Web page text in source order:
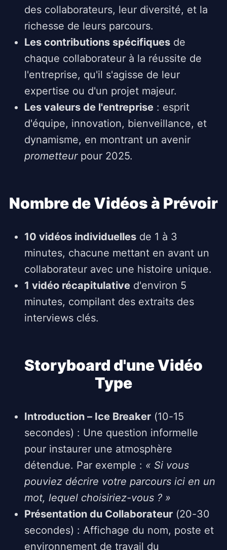
des collaborateurs, leur diversité, et la
richesse de leurs parcours.
Les contributions spécifiques de
chaque collaborateur à la réussite de
l'entreprise, qu'il s'agisse de leur
expertise ou d'un projet majeur.
Les valeurs de l'entreprise : esprit
d'équipe, innovation, bienveillance, et
dynamisme, en montrant un avenir
prometteurpour 2025.
Nombre de Vidéos à Prévoir
10 vidéos individuelles de 1 à 3
minutes, chacune mettant en avant un
collaborateur avec une histoire unique.
1 vidéo récapitulative d'environ 5
minutes, compilant des extraits des
interviews clés.
Storyboard d'une Vidéo
Type
Introduction – Ice Breaker (10-15
secondes) : Une question informelle
pour instaurer une atmosphère
détendue. Par exemple : « Si vous
pouviez décrire votre parcours ici en un
mot, lequel choisiriez-vous ? »
Présentation du Collaborateur (20-30
secondes) : Affichage du nom, poste et
environnement de travail du